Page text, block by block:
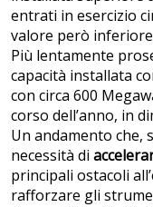
entrati in esercizio
valore però inferiore
Più lentamente
capacità installata
con circa 600
corso dell’anno, in
Un andamento che,
necessità di
principali ostacoli
rafforzare gli